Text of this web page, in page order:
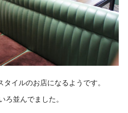
イルのお店になるようです。
ろ並んでました。